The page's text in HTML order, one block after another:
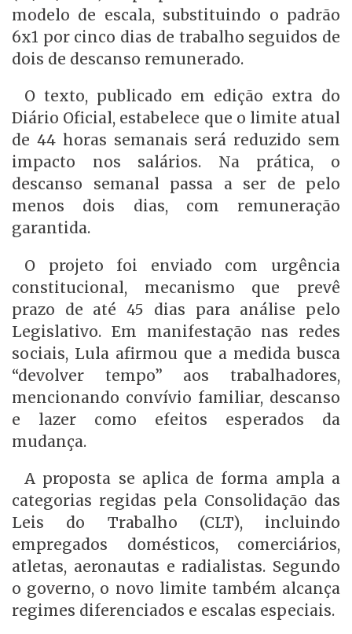
modelo de escala, substituindo o padrão
6x1 por cinco dias de trabalho seguidos de
dois de descanso remunerado.
O texto, publicado em edição extra do
Diário Oficial, estabelece que o limite atual
de 44 horas semanais será reduzido sem
impacto nos salários. Na prática, o
descanso semanal passa a ser de pelo
menos dois dias, com remuneração
garantida.
O projeto foi enviado com urgência
constitucional, mecanismo que prevê
prazo de até 45 dias para análise pelo
Legislativo. Em manifestação nas redes
sociais, Lula afirmou que a medida busca
“devolver tempo” aos trabalhadores,
mencionando convívio familiar, descanso
e lazer como efeitos esperados da
mudança.
A proposta se aplica de forma ampla a
categorias regidas pela Consolidação das
Leis do Trabalho (CLT), incluindo
empregados domésticos, comerciários,
atletas, aeronautas e radialistas. Segundo
o governo, o novo limite também alcança
regimes diferenciados e escalas especiais.